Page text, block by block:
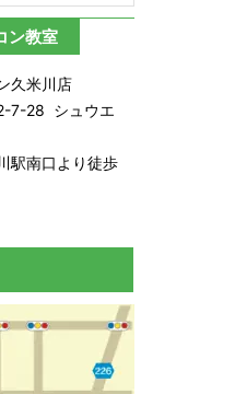
ン教室
久米川店
7-28 シュウエ
駅南口より徒歩